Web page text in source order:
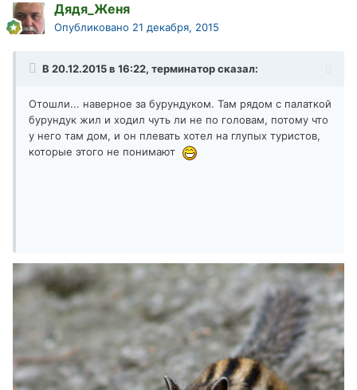
Дядя_Женя
Опубликовано 21 декабря, 2015
В 20.12.2015 в 16:22, терминатор сказал:
Отошли... наверное за бурундуком. Там рядом с палаткой
бурундук жил и ходил чуть ли не по головам, потому что
у него там дом, и он плевать хотел на глупых туристов,
которые этого не понимают